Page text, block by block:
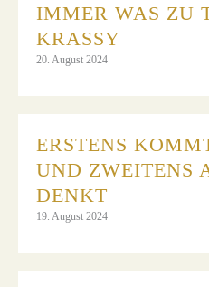
IMMER WAS ZU
KRASSY
20. August 2024
ERSTENS
UND ZWEITENS
DENKT
19. August 2024